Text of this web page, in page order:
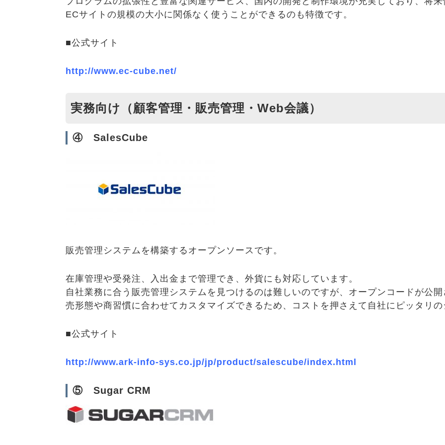
ECサイトの規模の大小に関係なく使うことができるのも特徴です。
■公式サイト
http://www.ec-cube.net/
実務向け（顧客管理・販売管理・Web会議）
④ SalesCube
販売管理システムを構築するオープンソースです。
在庫管理や受発注、入出金まで管理でき、外貨にも対応しています。
自社業務に合う販売管理システムを見つけるのは難しいのですが、オープンコードが公
売形態や商習慣に合わせてカスタマイズできるため、コストを押さえて自社にピッタリの
■公式サイト
http://www.ark-info-sys.co.jp/jp/product/salescube/index.html
⑤ Sugar CRM